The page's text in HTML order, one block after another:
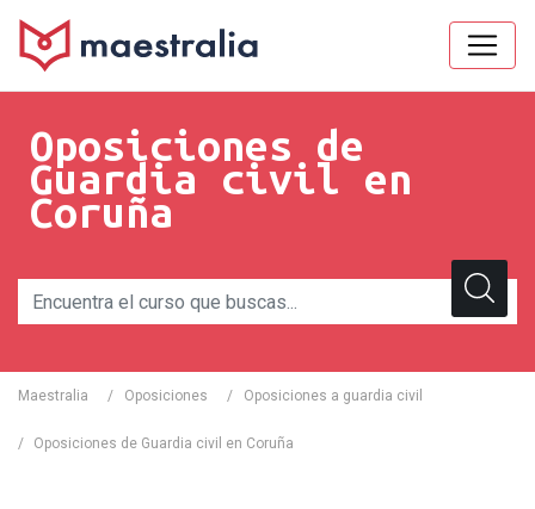
Oposiciones de
Guardia civil en
Coruña
Maestralia / Oposiciones / Oposiciones a guardia civil
/ Oposiciones de Guardia civil en Coruña